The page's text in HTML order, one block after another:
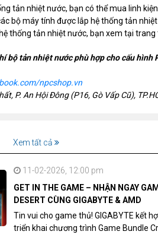
tản nhiệt nước, bạn có thể mua linh
bộ máy tính được lắp hệ thống tản
thống tản nhiệt nước, bạn xem tại
bộ tản nhiệt nước phù hợp cho cấu
npcshop.vn
P. An Hội Đông (P16, Gò Vấp Cũ),
Xem tất cả
11-02-2026, 12:00 pm
GET IN THE GAME – NHẬN NGAY
DESERT CÙNG GIGABYTE & AMD
Tin vui cho game thủ! GIGABYTE kết
triển khai chương trình Game Bundle